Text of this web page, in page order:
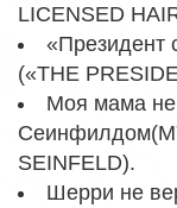
LICENSED
«Президент
(«THE
Моя мама не
SEINFELD).
Шерри не